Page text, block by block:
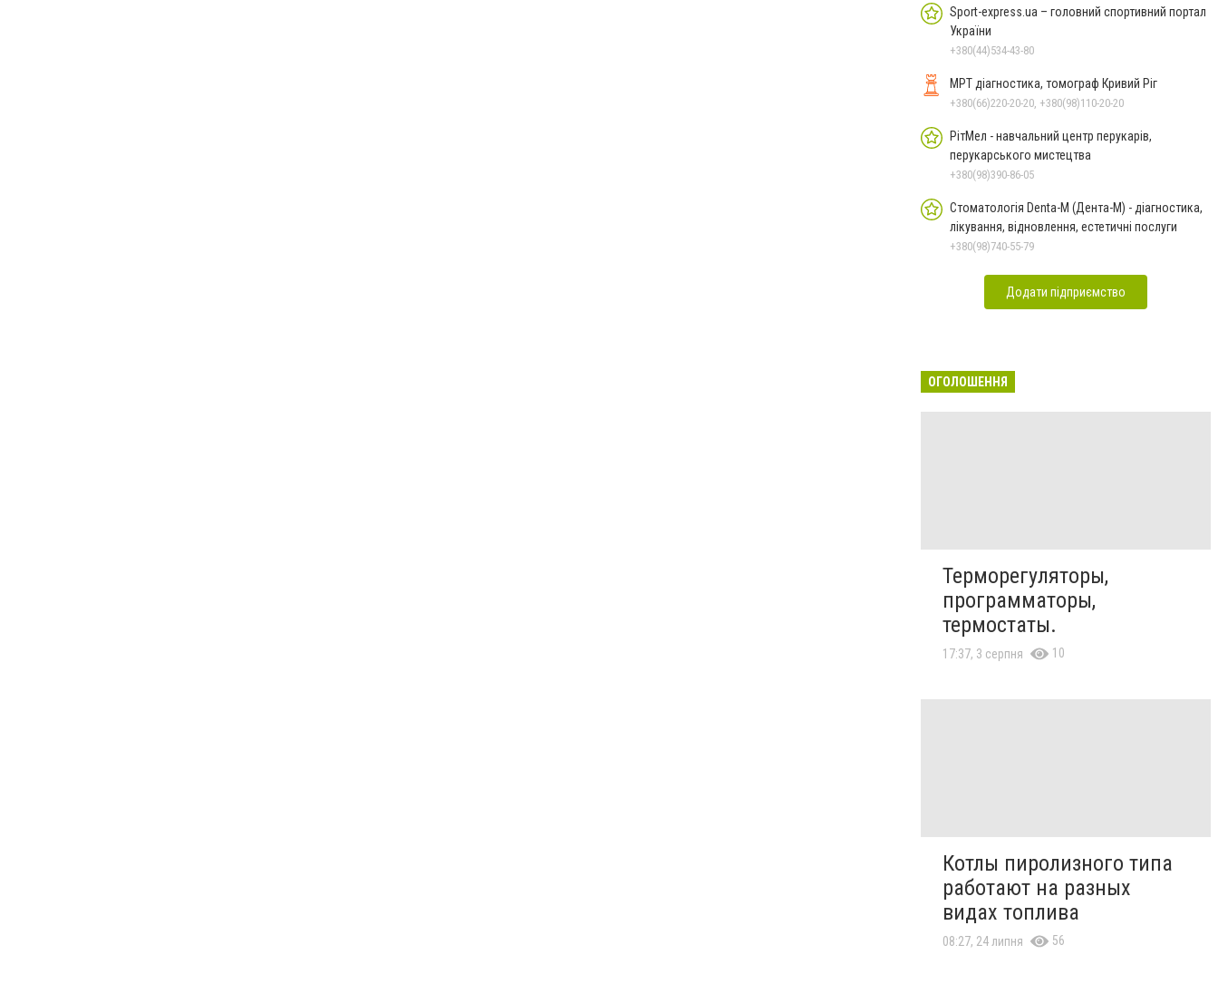
Sport-express.ua – головний спортивний портал
України
+380(44)534-43-80
МРТ діагностика, томограф Кривий Ріг
+380(66)220-20-20, +380(98)110-20-20
РітМел - навчальний центр перукарів,
перукарського мистецтва
+380(98)390-86-05
Стоматологія Denta-M (Дента-М) - діагностика,
лікування, відновлення, естетичні послуги
+380(98)740-55-79
Додати підприємство
ОГОЛОШЕННЯ
Терморегуляторы,
программаторы,
термостаты.
17:37, 3 серпня 10
Котлы пиролизного типа
работают на разных
видах топлива
08:27, 24 липня 56